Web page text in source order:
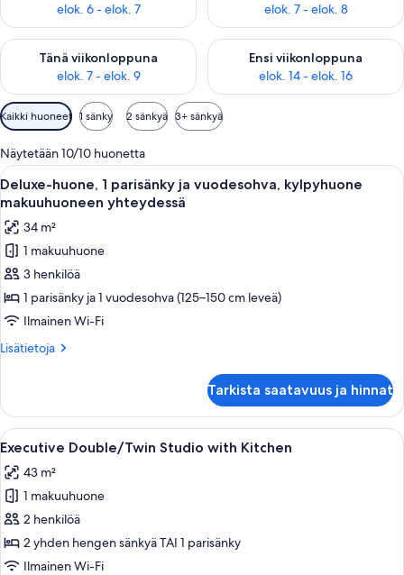
elok. 6 - elok. 7
elok. 7 - elok. 8
Tänä viikonloppuna
elok. 7 - elok. 9
Tarkista tämän viikonlopun saatavuus elok. 7 - elok. 9
Ensi viikonloppuna
elok. 14 - elok. 16
Tarkista ensi viikonlopun
Huoneille
saatavilla
olevia
suodattimia
Kaikki huoneet 1 sänky 2 sänkyä 3+ sänkyä
Näytetään 10/10 huonetta
Avaa
kaikki
huonetyypin
Deluxe-
huone,
1
parisänky
ja
vuodesohva,
kylpyhuone
yhteydessä
kuvat
Moderni makuuhuone, jossa on
5
Deluxe-huone, 1 parisänky ja vuodesohva, kylpyhuone
makuuhuoneen yhteydessä
34 m²
1 makuuhuone
3 henkilöä
1 parisänky ja 1 vuodesohva (125–150 cm leveä)
Ilmainen Wi-Fi
Lisätietoja
Lisätietoja
1
parisänky
ja
kylpyhuone
makuuhuoneen
yhteydessä
Tarkista saatavuus ja hinnat
Avaa
kaikki
huonetyypin
Executive
Double/Twin
Studio
with
Hotellihuone, jossa on suuri sänky,
12
Executive Double/Twin Studio with Kitchen
43 m²
1 makuuhuone
2 henkilöä
2 yhden hengen sänkyä TAI 1 parisänky
Ilmainen Wi-Fi